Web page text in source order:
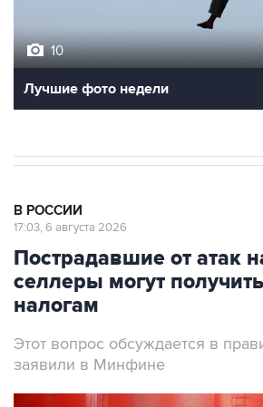
10
Лучшие фото недели
В РОССИИ
17:03, 6 августа 2026
Пострадавшие от атак
селлеры могут
налогам
Этот вопрос обсуждается в
заявили в Минфине